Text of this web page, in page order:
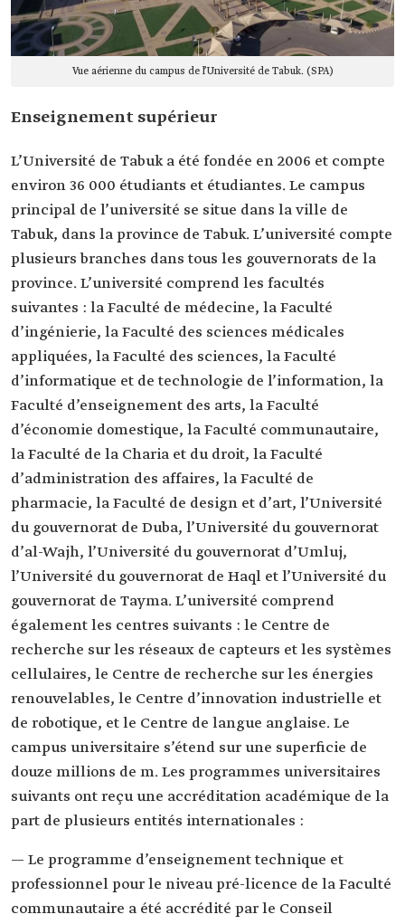
Vue aérienne du campus de l’Université de Tabuk. (SPA)
Enseignement supérieur
L’Université de Tabuk a été fondée en 2006 et compte
environ 36 000 étudiants et étudiantes. Le campus
principal de l’université se situe dans la ville de
Tabuk, dans la province de Tabuk. L’université compte
plusieurs branches dans tous les gouvernorats de la
province. L’université comprend les facultés
suivantes : la Faculté de médecine, la Faculté
d’ingénierie, la Faculté des sciences médicales
appliquées, la Faculté des sciences, la Faculté
d’informatique et de technologie de l’information, la
Faculté d’enseignement des arts, la Faculté
d’économie domestique, la Faculté communautaire,
la Faculté de la Charia et du droit, la Faculté
d’administration des affaires, la Faculté de
pharmacie, la Faculté de design et d’art, l’Université
du gouvernorat de Duba, l’Université du gouvernorat
d’al-Wajh, l’Université du gouvernorat d’Umluj,
l’Université du gouvernorat de Haql et l’Université du
gouvernorat de Tayma. L’université comprend
également les centres suivants : le Centre de
recherche sur les réseaux de capteurs et les systèmes
cellulaires, le Centre de recherche sur les énergies
renouvelables, le Centre d’innovation industrielle et
de robotique, et le Centre de langue anglaise. Le
campus universitaire s’étend sur une superficie de
douze millions de m. Les programmes universitaires
suivants ont reçu une accréditation académique de la
part de plusieurs entités internationales :
— Le programme d’enseignement technique et
professionnel pour le niveau pré-licence de la Faculté
communautaire a été accrédité par le Conseil